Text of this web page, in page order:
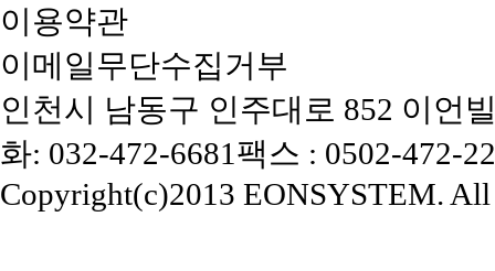
이용약관
이메일무단수집거부
인천시 남동구 인주대로 852 이언
화: 032-472-6681 팩스 : 0502-472-
Copyright(c)2013 EONSYSTEM. All